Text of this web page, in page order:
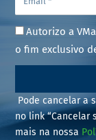
Autorizo a
o fim exclusivo
Pode cancelar a
no link “Cancelar
mais na nossa